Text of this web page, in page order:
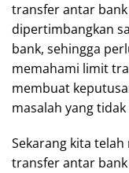
transfer antar
dipertimbangkan
bank, sehingga
memahami limit
membuat
masalah yang
Sekarang kita
transfer antar